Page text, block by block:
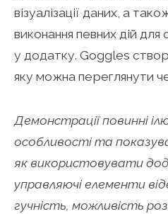
візуалізації даних, а
виконання певних дій для
у додатку. Goggles
яку можна переглянути
Демонстрації повинні
особливості та
як використовувати
управляючі елементи
гучність, можливість